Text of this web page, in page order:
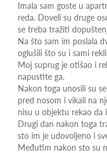
Imala sam goste u
reda. Doveli su druge
se treba tražiti
Na što sam im poslala
oglušili što su i sami
Moj suprug je otišao i
napustite ga.
Nakon toga unosili su
pred nosom i vikali na
nisu u objektu rekao da
Drugi dan nakon toga
sto im je udovoljeno i
Međutim nakon sto su